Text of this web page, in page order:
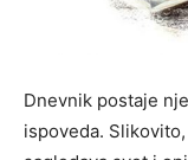
Dnevnik postaje
ispoveda.